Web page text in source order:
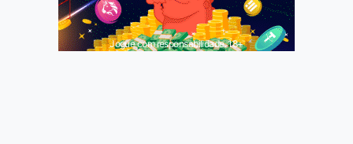
Jogue com responsabilidade. 18+